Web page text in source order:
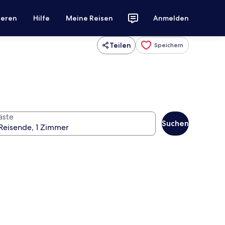
Hilfe Meine Reisen Anmelden
Teilen Speichern
Suchen